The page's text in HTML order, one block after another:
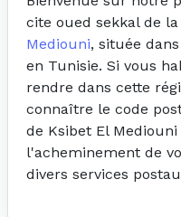
cite oued sekkal de la
Mediouni, située
en Tunisie. Si vous
rendre dans cette
connaître le code
de Ksibet El
l'acheminement de
divers services